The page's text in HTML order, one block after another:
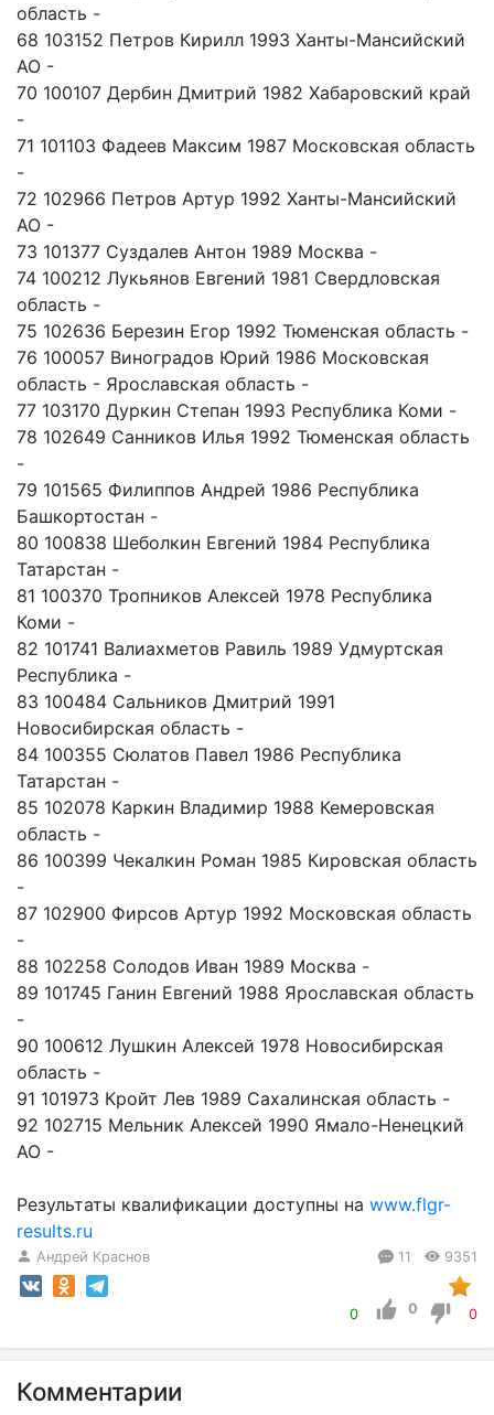
область -
68 103152 Петров Кирилл 1993 Ханты-Мансийский
АО -
70 100107 Дербин Дмитрий 1982 Хабаровский край
-
71 101103 Фадеев Максим 1987 Московская область
-
72 102966 Петров Артур 1992 Ханты-Мансийский
АО -
73 101377 Суздалев Антон 1989 Москва -
74 100212 Лукьянов Евгений 1981 Свердловская
область -
75 102636 Березин Егор 1992 Тюменская область -
76 100057 Виноградов Юрий 1986 Московская
область - Ярославская область -
77 103170 Дуркин Степан 1993 Республика Коми -
78 102649 Санников Илья 1992 Тюменская область
-
79 101565 Филиппов Андрей 1986 Республика
Башкортостан -
80 100838 Шеболкин Евгений 1984 Республика
Татарстан -
81 100370 Тропников Алексей 1978 Республика
Коми -
82 101741 Валиахметов Равиль 1989 Удмуртская
Республика -
83 100484 Сальников Дмитрий 1991
Новосибирская область -
84 100355 Сюлатов Павел 1986 Республика
Татарстан -
85 102078 Каркин Владимир 1988 Кемеровская
область -
86 100399 Чекалкин Роман 1985 Кировская область
-
87 102900 Фирсов Артур 1992 Московская область
-
88 102258 Солодов Иван 1989 Москва -
89 101745 Ганин Евгений 1988 Ярославская область
-
90 100612 Лушкин Алексей 1978 Новосибирская
область -
91 101973 Кройт Лев 1989 Сахалинская область -
92 102715 Мельник Алексей 1990 Ямало-Ненецкий
АО -
Результаты квалификации доступны на www.flgr-
results.ru
Андрей Краснов 11 9351
0 0 0
Комментарии